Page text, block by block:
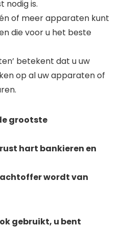
nodig is.
of meer apparaten kunt
die voor u het beste
betekent dat u uw
op al uw apparaten of
grootste
hart bankieren en
wordt van
gebruikt, u bent